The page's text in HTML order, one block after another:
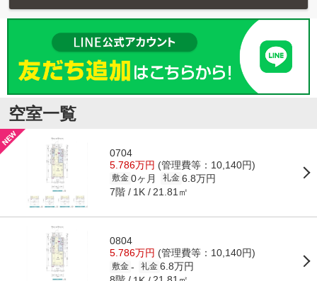
空室一覧
0704
5.786万円 (管理費等：10,140円)
敷金 0ヶ月 礼金 6.8万円
7階 1K 21.81㎡
0804
5.786万円 (管理費等：10,140円)
敷金 - 礼金 6.8万円